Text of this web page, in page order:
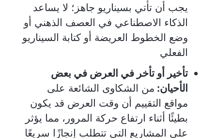
يجب أن تأتي بسيناريو جاهز؛ لا يساعد
الذكاء الاصطناعي في العصف الذهني أو
وضع الخطوط العريضة أو كتابة السيناريو
الفعلي
تأخير أو تأخر في العرض في بعض
الأحيان: من الشكاوى الشائعة على
مواقع التقييم أن وقت العرض قد يكون
بطيئًا أثناء ارتفاع حركة المرور، مما يؤثر
على المشاريع التي تتطلب إنجازًا سريعًا